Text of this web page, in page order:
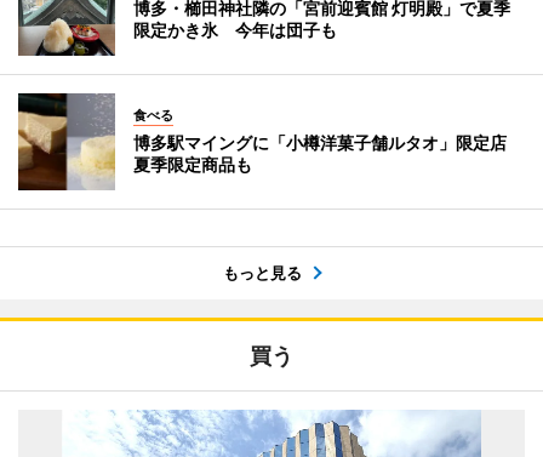
博多・櫛田神社隣の「宮前迎賓館 灯明殿」で夏季
限定かき氷 今年は団子も
食べる
博多駅マイングに「小樽洋菓子舗ルタオ」限定店
夏季限定商品も
もっと見る
買う